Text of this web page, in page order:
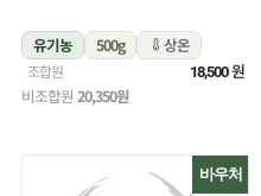
유기농 500g 상온
조합원 18,500원
비조합원 20,350원
바우처